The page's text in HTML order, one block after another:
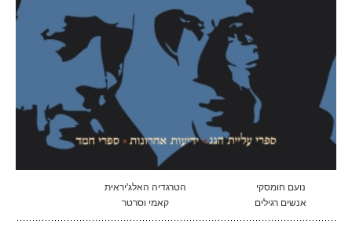
נועם חומסקי
הטרגדיה האלג'יראית
אנשים רגילים
קאמי וסרטר